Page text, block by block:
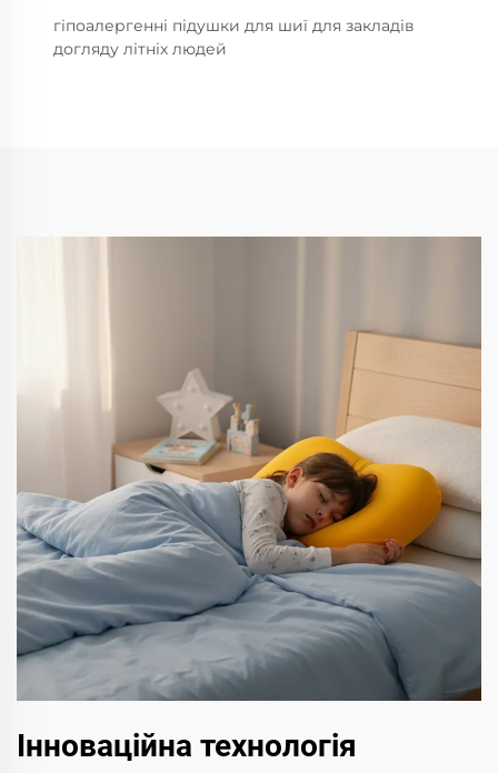
гіпоалергенні підушки для шиї для закладів
догляду літніх людей
Інноваційна технологія